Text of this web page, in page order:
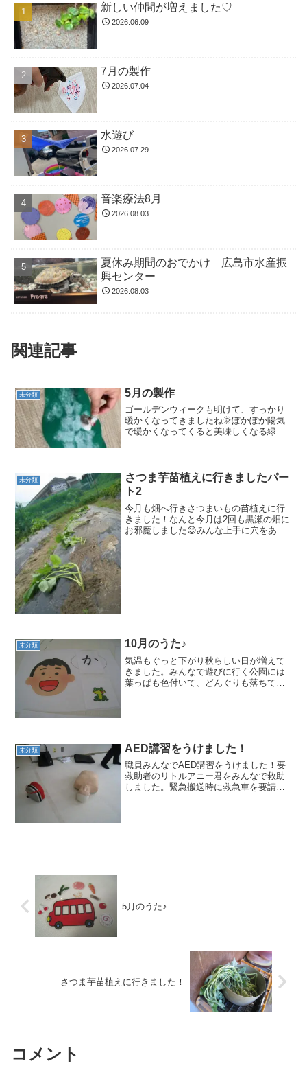
新しい仲間が増えました♡
2026.06.09
7月の製作
2026.07.04
水遊び
2026.07.29
音楽療法8月
2026.08.03
夏休み期間のおでかけ 広島市水産振
興センター
2026.08.03
関連記事
未分類 5月の製作
ゴールデンウィークも明けて、すっかり
暖かくなってきましたね🌞ぽかぽか陽気
で暖かくなってくると美味しくなる緑の
んです🥬そしてそら豆...
未分類
さつま芋苗植えに行きましたパー
ト2
今月も畑へ行きさつまいもの苗植えに行
きました！なんと今月は2回も黒瀬の畑に
お邪魔しました😊みんな上手に穴をあけ
未分類 10月のうた♪
気温もぐっと下がり秋らしい日が増えて
きました。みんなで遊びに行く公園には
葉っぱも色付いて、どんぐりも落ちてい
未分類 AED講習をうけました！
職員みんなでAED講習をうけました！要
救助者のリトルアニー君をみんなで救助
しました。緊急搬送時に救急車を要請し
5月のうた♪
さつま芋苗植えに行きました！
コメント